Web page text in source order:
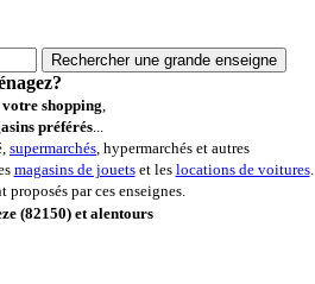
shopping,
préférés...
supermarchés, hypermarchés et autres
magasins de jouetset les locations de voitures.
proposés par ces enseignes.
(82150) et alentours